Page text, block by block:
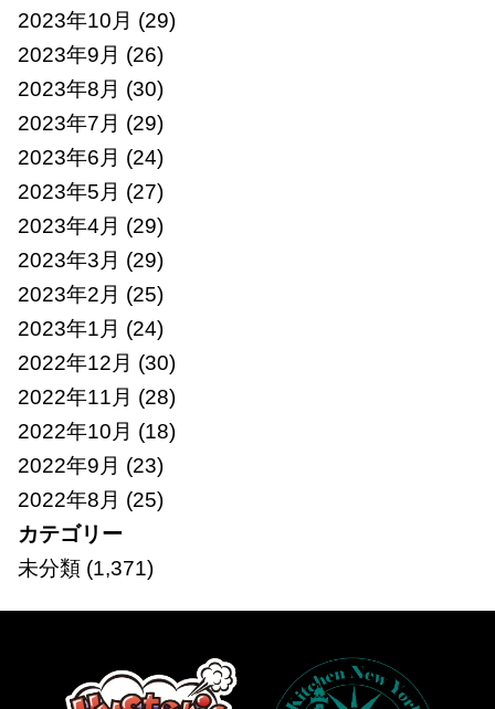
2023年10月 (29)
2023年9月 (26)
2023年8月 (30)
2023年7月 (29)
2023年6月 (24)
2023年5月 (27)
2023年4月 (29)
2023年3月 (29)
2023年2月 (25)
2023年1月 (24)
2022年12月 (30)
2022年11月 (28)
2022年10月 (18)
2022年9月 (23)
2022年8月 (25)
カテゴリー
未分類(1,371)